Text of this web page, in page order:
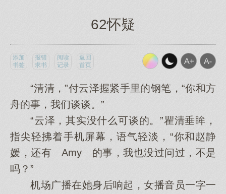
62怀疑
添加
书签
报错
求书
阅读
记录
返回
首页
“清清，”付云泽握紧手里的钢笔，“你和方
舟的事，我们谈谈。”
“云泽，其实没什么可谈的。”瞿清垂眸，
指尖轻拂着手机屏幕，语气轻淡，“你和赵静
媛，还有 Amy 的事，我也没过问过，不是
吗？”
机场广播在她身后响起，女播音员一字一